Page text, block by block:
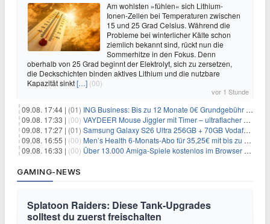
Am wohlsten »fühlen« sich Lithium-
Ionen-Zellen bei Temperaturen zwischen
15 und 25 Grad Celsius. Während die
Probleme bei winterlicher Kälte schon
ziemlich bekannt sind, rückt nun die
Sommerhitze in den Fokus. Denn
oberhalb von 25 Grad beginnt der Elektrolyt, sich zu zersetzen,
die Deckschichten binden aktives Lithium und die nutzbare
Kapazität sinkt[…] (00)
vor 1 Stunde
09.08. 17:44 | (01) ING Business: Bis zu 12 Monate 0€ Grundgebühr + 200€ Bonus für euer Geschäftskonto!
09.08. 17:33 | (00) VAYDEER Mouse Jiggler mit Timer – ultraflacher Maus-Mover für 25,64€
09.08. 17:27 | (01) Samsung Galaxy S26 Ultra 256GB + 70GB Vodafone-Netz für 34,99€/Monat (effektiv 4,74€/Monat)
09.08. 16:55 | (00) Men’s Health 6-Monats-Abo für 35,25€ mit bis zu 30€ Gutschein
09.08. 16:33 | (00) Über 13.000 Amiga-Spiele kostenlos im Browser spielen
GAMING-NEWS
Splatoon Raiders: Diese Tank-Upgrades
solltest du zuerst freischalten